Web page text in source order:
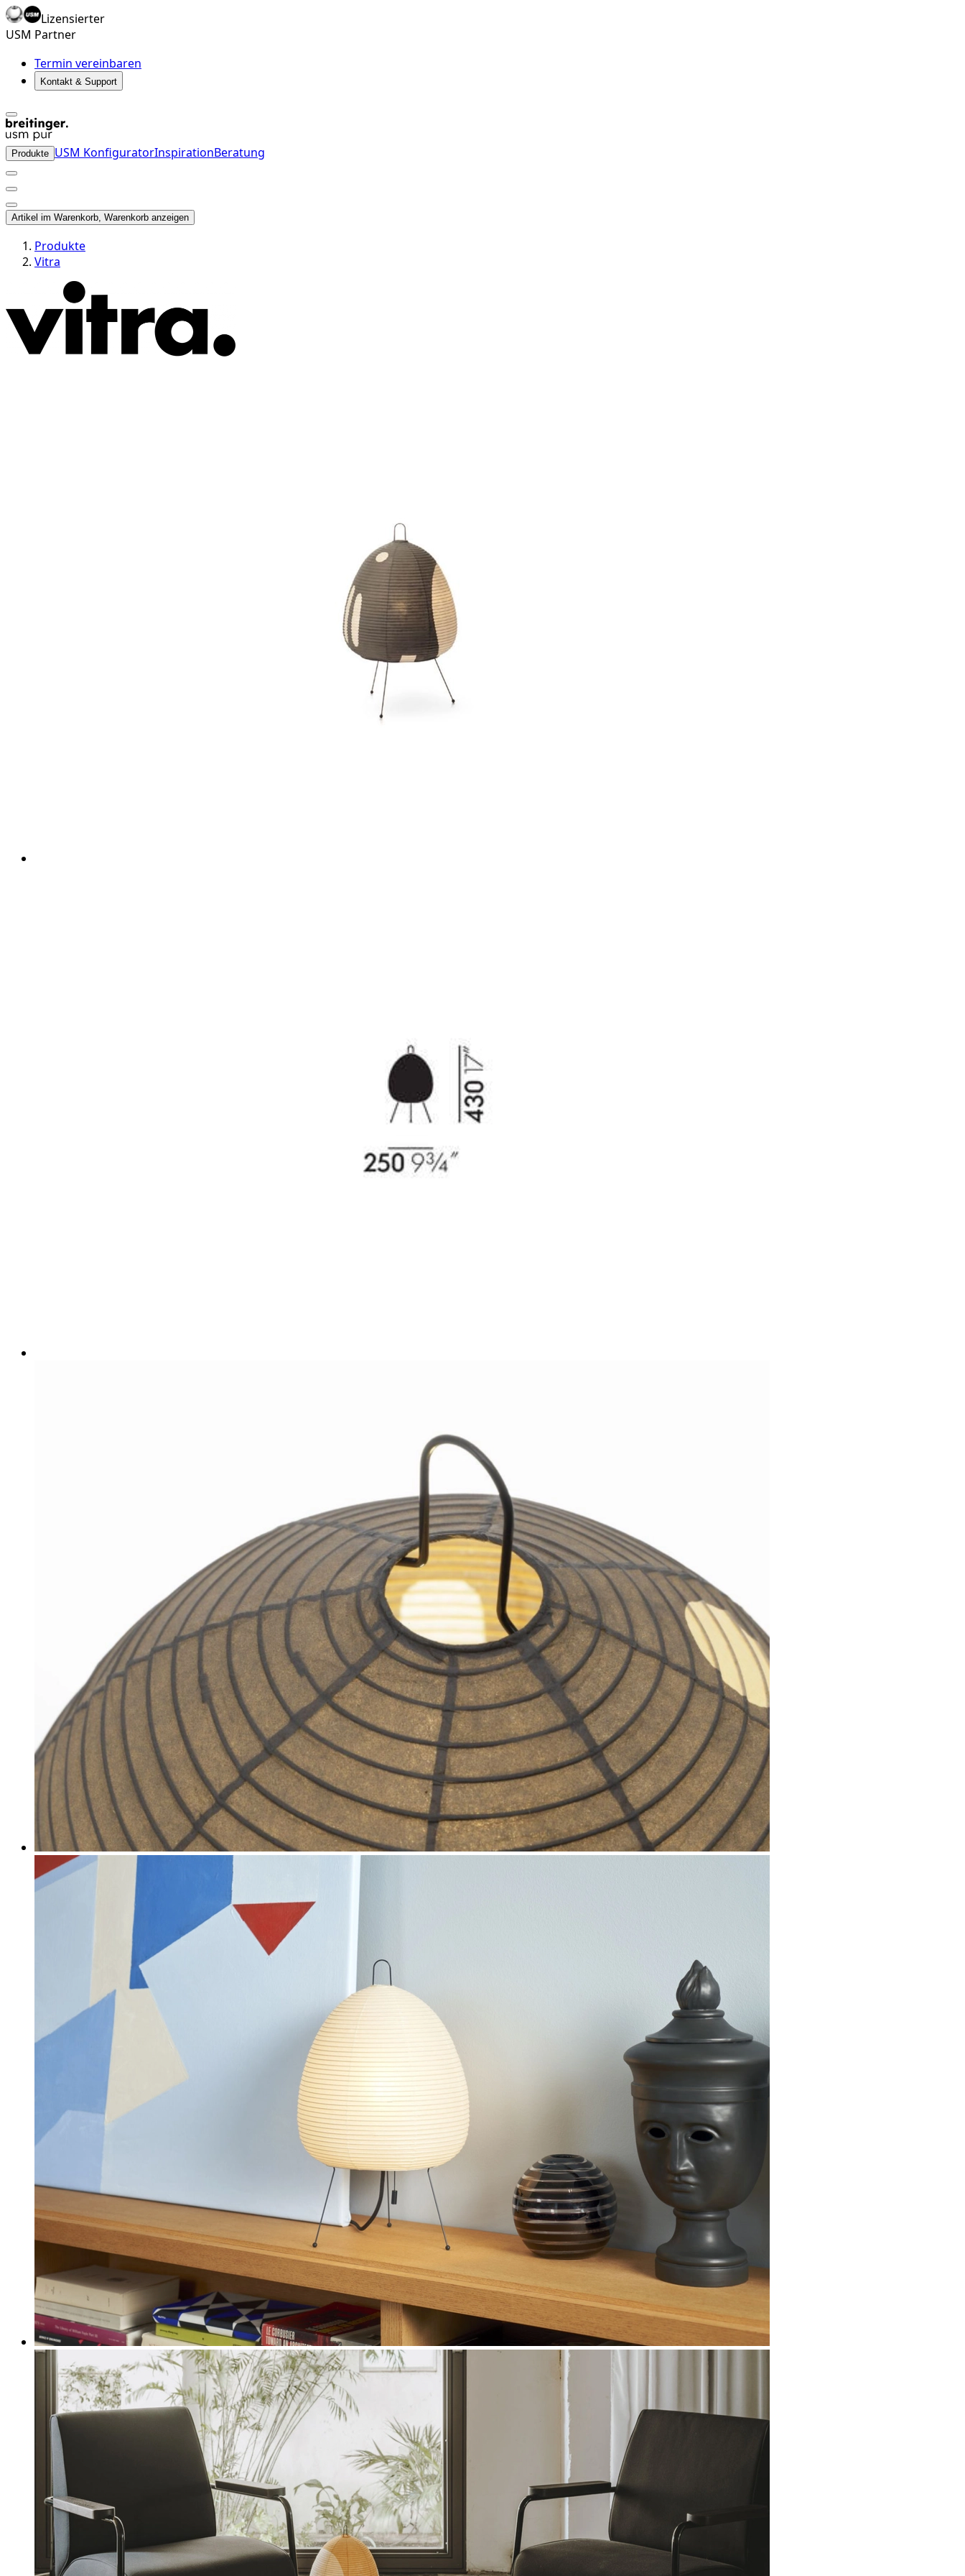
Lizensierter
USM Partner
Termin vereinbaren
Kontakt & Support
Produkte USM KonfiguratorInspirationBeratung
Artikel im Warenkorb, Warenkorb anzeigen
Produkte
Vitra